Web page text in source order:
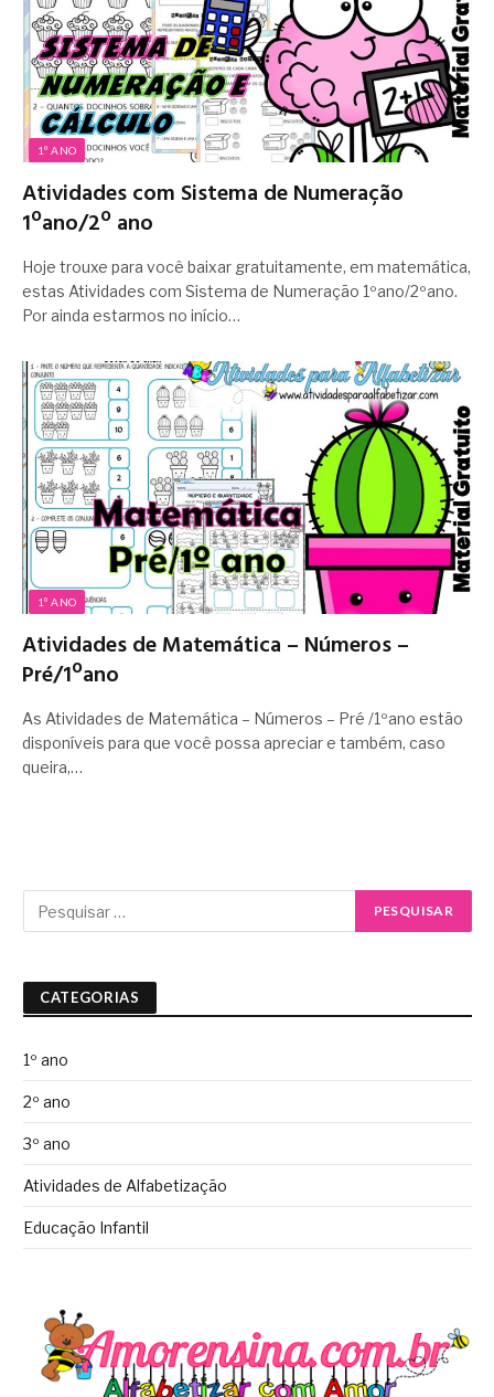
1º ANO
Atividades com Sistema de Numeração
1ºano/2º ano
Hoje trouxe para você baixar gratuitamente, em matemática,
estas Atividades com Sistema de Numeração 1ºano/2ºano.
Por ainda estarmos no início…
1º ANO
Atividades de Matemática – Números –
Pré/1ºano
As Atividades de Matemática – Números – Pré /1ºano estão
disponíveis para que você possa apreciar e também, caso
queira,…
CATEGORIAS
1º ano
2º ano
3º ano
Atividades de Alfabetização
Educação Infantil